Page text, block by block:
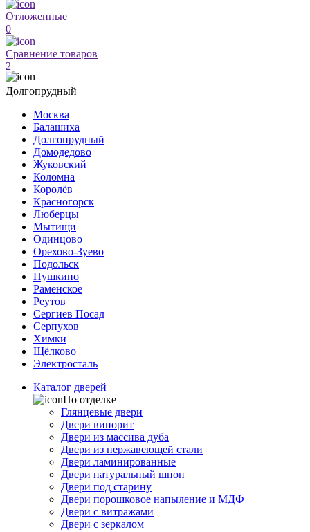
Отложенные
0
Сравнение товаров
2
Долгопрудный
Москва
Балашиха
Долгопрудный
Домодедово
Жуковский
Коломна
Королёв
Красногорск
Люберцы
Мытищи
Одинцово
Орехово-Зуево
Подольск
Пушкино
Раменское
Реутов
Сергиев Посад
Серпухов
Химки
Щёлково
Электросталь
Каталог дверей
По отделке
Глянцевые двери
Двери винорит
Двери из массива дуба
Двери из нержавеющей стали
Двери ламинированные
Двери натуральный шпон
Двери под старину
Двери порошковое напыление и МДФ
Двери с витражами
Двери с зеркалом